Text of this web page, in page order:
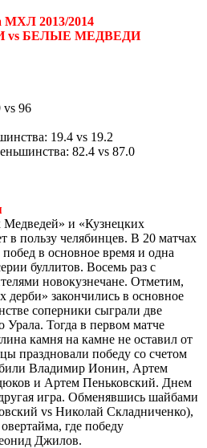
МХЛ 2013/2014
vs БЕЛЫЕ МЕДВЕДИ
96
19.4 vs 19.2
82.4 vs 87.0
Медведей» и «Кузнецких
в пользу челябинцев. В 20 матчах
в основное время и одна
буллитов. Восемь раз с
новокузнечане. Отметим,
дерби» закончились в основное
соперники сыграли две
Тогда в первом матче
камня на камне не оставил от
праздновали победу со счетом
Владимир Ионин, Артем
и Артем Пеньковский. Днем
игра. Обменявшись шайбами
vs Николай Складниченко),
где победу
Джилов.